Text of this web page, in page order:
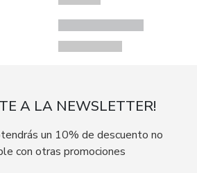
A LA NEWSLETTER!
un 10% de descuento no
con otras promociones